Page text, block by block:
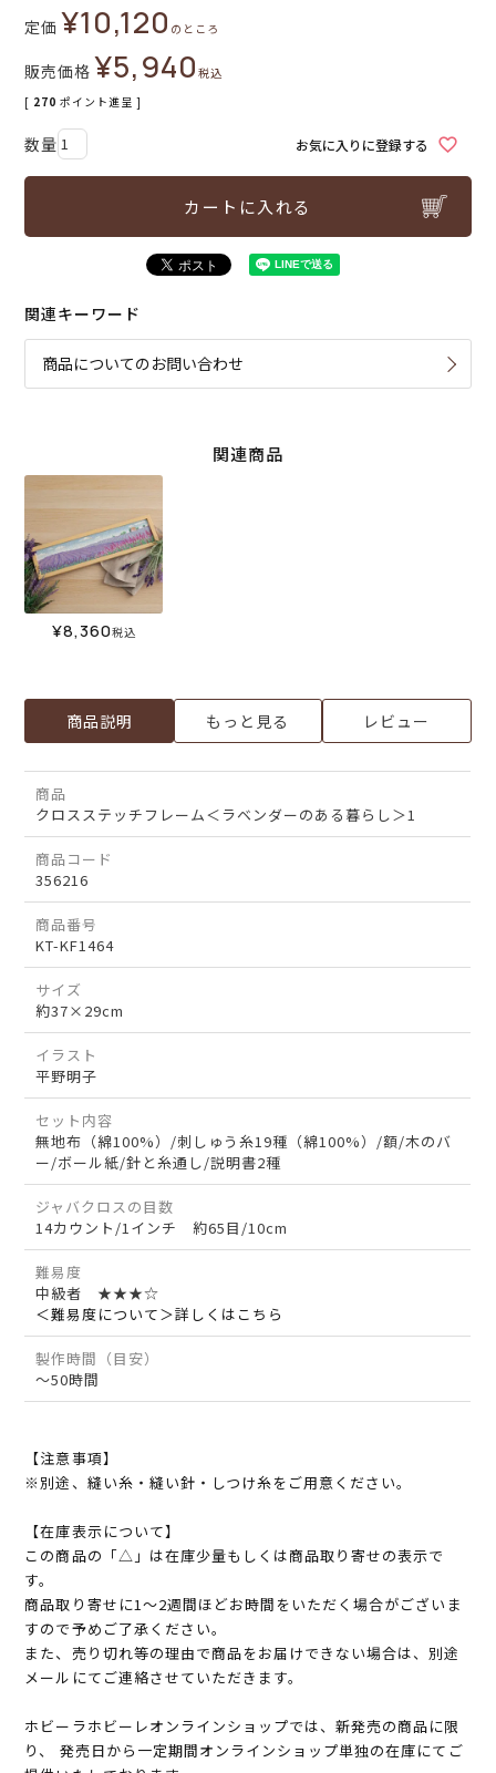
定価 ¥10,120 のところ
販売価格 ¥5,940税込
[ 270 ポイント進呈 ]
お気に入りに登録する
カートに入れる
関連キーワード
商品についてのお問い合わせ
関連商品
¥8,360税込
商品説明 もっと見る レビュー
商品
クロスステッチフレーム＜ラベンダーのある暮らし＞1
商品コード
356216
商品番号
KT-KF1464
サイズ
約37×29cm
イラスト
平野明子
セット内容
無地布（綿100%）/刺しゅう糸19種（綿100%）/額/木のバ
ー/ボール紙/針と糸通し/説明書2種
ジャバクロスの目数
14カウント/1インチ 約65目/10cm
難易度
中級者 ★★★☆
＜難易度について＞詳しくはこちら
製作時間（目安）
～50時間
【注意事項】
※別途、縫い糸・縫い針・しつけ糸をご用意ください。
【在庫表示について】
この商品の「△」は在庫少量もしくは商品取り寄せの表示で
す。
商品取り寄せに1～2週間ほどお時間をいただく場合がございま
すので予めご了承ください。
また、売り切れ等の理由で商品をお届けできない場合は、別途
メールにてご連絡させていただきます。
ホビーラホビーレオンラインショップでは、新発売の商品に限
り、 発売日から一定期間オンラインショップ単独の在庫にてご